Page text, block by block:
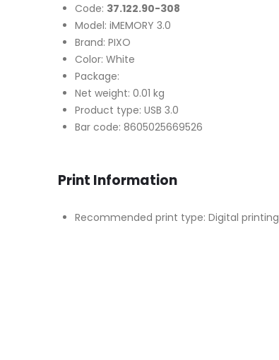
Code: 37.122.90-308
Model: iMEMORY 3.0
Brand: PIXO
Color: White
Package:
Net weight: 0.01 kg
Product type: USB 3.0
Bar code: 8605025669526
Print Information
Recommended print type: Digital printing